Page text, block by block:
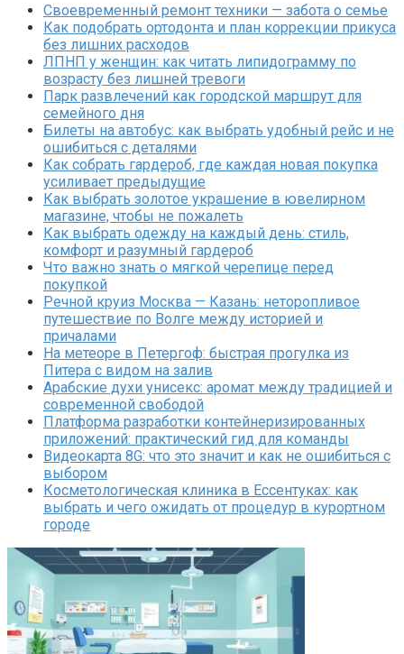
Своевременный ремонт техники — забота о семье
Как подобрать ортодонта и план коррекции прикуса
без лишних расходов
ЛПНП у женщин: как читать липидограмму по
возрасту без лишней тревоги
Парк развлечений как городской маршрут для
семейного дня
Билеты на автобус: как выбрать удобный рейс и не
ошибиться с деталями
Как собрать гардероб, где каждая новая покупка
усиливает предыдущие
Как выбрать золотое украшение в ювелирном
магазине, чтобы не пожалеть
Как выбрать одежду на каждый день: стиль,
комфорт и разумный гардероб
Что важно знать о мягкой черепице перед
покупкой
Речной круиз Москва — Казань: неторопливое
путешествие по Волге между историей и
причалами
На метеоре в Петергоф: быстрая прогулка из
Питера с видом на залив
Арабские духи унисекс: аромат между традицией и
современной свободой
Платформа разработки контейнеризированных
приложений: практический гид для команды
Видеокарта 8G: что это значит и как не ошибиться с
выбором
Косметологическая клиника в Ессентуках: как
выбрать и чего ожидать от процедур в курортном
городе